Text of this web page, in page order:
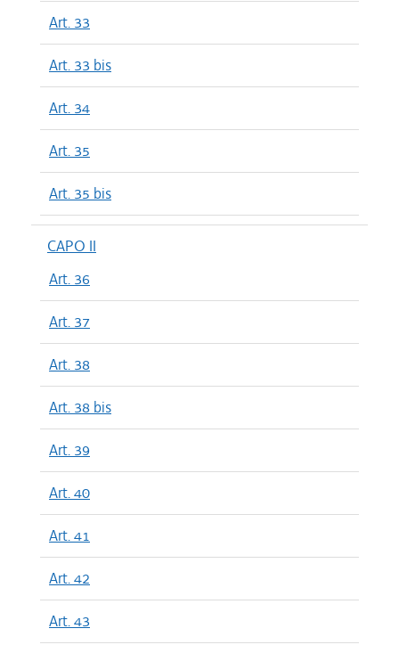
Art. 33
Art. 33 bis
Art. 34
Art. 35
Art. 35 bis
CAPO II
Art. 36
Art. 37
Art. 38
Art. 38 bis
Art. 39
Art. 40
Art. 41
Art. 42
Art. 43